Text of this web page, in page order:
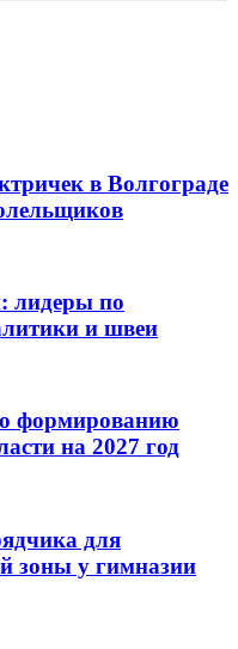
в Волгограде
лидеры по
и швеи
формированию
на 2027 год
для
зоны у гимназии